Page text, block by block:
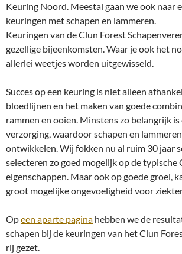
Keuring Noord. Meestal gaan we ook naar
keuringen met schapen en lammeren.
Keuringen van de Clun Forest
gezellige bijeenkomsten. Waar je ook het
allerlei weetjes worden uitgewisseld.
Succes op een keuring is niet alleen
bloedlijnen en het maken van goede
rammen en ooien. Minstens zo belangrijk is
verzorging, waardoor schapen en
ontwikkelen. Wij fokken nu al ruim 30 jaar
selecteren zo goed mogelijk op de typische
eigenschappen. Maar ook op goede groei,
groot mogelijke ongevoeligheid voor
Opeen aparte pagina hebben we de
schapen bij de keuringen van het Clun
rij gezet.